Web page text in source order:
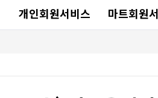
개인회원서비스 마트회원